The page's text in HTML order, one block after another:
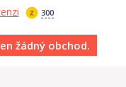
300
žádný obchod.